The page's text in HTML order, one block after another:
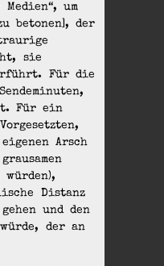
um
betonen], der
sie
Für die
Für ein
Arsch
Distanz
und den
der an